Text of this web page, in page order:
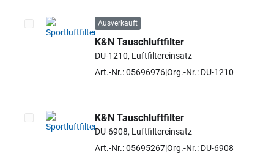
Artikel auswählen
Ausverkauft
K&N Tauschluftfilter
DU-1210, Luftfiltereinsatz
Art.-Nr.: 05696976Org.-Nr.: DU-1210
Artikel auswählen
K&N Tauschluftfilter
DU-6908, Luftfiltereinsatz
Art.-Nr.: 05695267Org.-Nr.: DU-6908